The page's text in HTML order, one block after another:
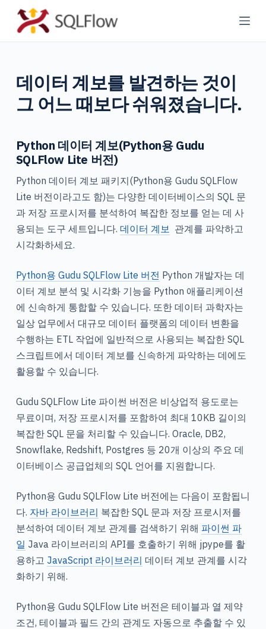
콘
텐
바
가
데이터 계보를 발견하는 것이
그 어느 때보다 쉬워졌습니다.
Python 데이터 계보(Python용 Gudu
SQLFlow Lite 버전)
Python 데이터 계보 패키지(Python용 Gudu SQLFlow
Lite 버전이라고도 함)는 다양한 데이터베이스의 SQL 문
과 저장 프로시저를 분석하여 복잡한 정보를 얻는 데 사
용되는 도구 세트입니다. 데이터 계보 관계를 파악하고
시각화하세요.
Python용 Gudu SQLFlow Lite 버전 Python 개발자는 데
이터 계보 분석 및 시각화 기능을 Python 애플리케이션
에 신속하게 통합할 수 있습니다. 또한 데이터 과학자는
일상 업무에서 대규모 데이터 플랫폼의 데이터 변환을
수행하는 ETL 작업에 일반적으로 사용되는 복잡한 SQL
스크립트에서 데이터 계보를 신속하게 파악하는 데에도
활용할 수 있습니다.
Gudu SQLFlow Lite 파이썬 버전은 비상업적 용도로는
무료이며, 저장 프로시저를 포함하여 최대 10KB 길이의
복잡한 SQL 문을 처리할 수 있습니다. Oracle, DB2,
Snowflake, Redshift, Postgres 등 20개 이상의 주요 데
이터베이스 공급업체의 SQL 언어를 지원합니다.
Python용 Gudu SQLFlow Lite 버전에는 다음이 포함됩니
다. 자바 라이브러리 복잡한 SQL 문과 저장 프로시저를
분석하여 데이터 계보 관계를 검색하기 위해 파이썬 파
일 Java 라이브러리의 API를 호출하기 위해 jpype를 활
용하고 JavaScript 라이브러리 데이터 계보 관계를 시각
화하기 위해.
Python용 Gudu SQLFlow Lite 버전은 테이블과 열 제약
조건, 테이블과 필드 간의 관계도 자동으로 추출할 수 있